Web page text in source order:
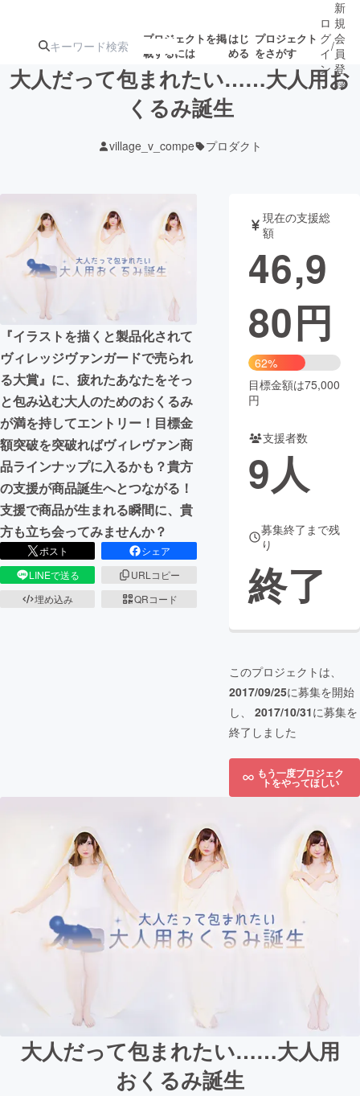
プロジェクトを掲
載するには
はじ
める
プロジェクト
をさがす
ジェクト
募集終了が近いプ
ロジェクト
アート・写真 音楽
テクノロジー・ガジェット ゲーム・
書籍・雑誌
ビジネス・起業 チャレンジ
まちづくり・地域活性化
CAMPFIRE for Social Good
CAMPFIRE Creation
CAMPFIREふるさと納税machi-ya コミュニティ
ロ
グ
イ
ン
/
新
規
会
員
登
録
大人だって包まれたい……大人用お
くるみ誕生
village_v_compe プロダクト
『イラストを描くと製品化されて
ヴィレッジヴァンガードで売られ
る大賞』に、疲れたあなたをそっ
と包み込む大人のためのおくるみ
が満を持してエントリー！目標金
額突破を突破ればヴィレヴァン商
品ラインナップに入るかも？貴方
の支援が商品誕生へとつながる！
支援で商品が生まれる瞬間に、貴
方も立ち会ってみませんか？
ポスト
シェア
LINEで送る
URLコピー
埋め込み
QRコード
現在の支援総
額
46,9
80円
62%
目標金額は75,000
円
支援者数
9人
募集終了まで残
り
終了
このプロジェクトは、
2017/09/25に募集を開始
し、 2017/10/31に募集を
終了しました
もう一度プロジェク
トをやってほしい
大人だって包まれたい……大人用
おくるみ誕生